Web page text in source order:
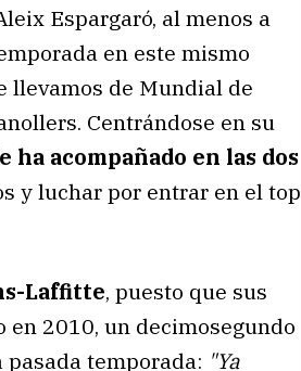
Espargaró, al menos a
en este mismo
llevamos de Mundial de
Centrándose en su
acompañado en las dos
y luchar por entrar en el top
Laffitte, puesto que sus
2010, un decimosegundo
temporada: "Ya